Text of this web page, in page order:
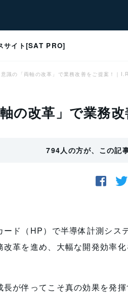
サイト[SAT PRO]
識の「両軸の改革」で業務改善をご提案！｜
の改革」で業務
794人の方が、この記
ド（HP）で半導体計測シ
革を進め、大幅な開発効率
が伴ってこそ真の効果を発